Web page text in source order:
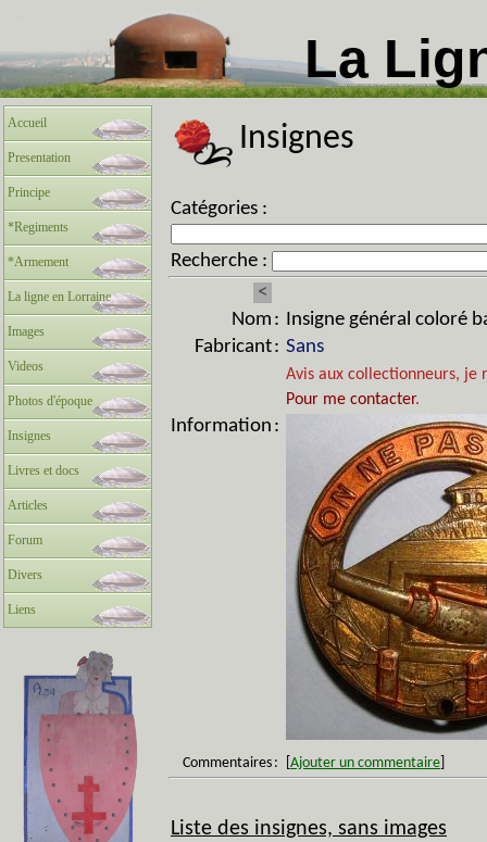
La
Accueil
Presentation
Principe
*Regiments
*Armement
La ligne en Lorraine
Images
Videos
Photos d'époque
Insignes
Livres et docs
Articles
Forum
Divers
Liens
Insignes
Catégories :
Recherche :
<
Nom : Insigne général coloré
Fabricant: Sans
Avis aux collectionneurs,
Pour me contacter.
Information :
Commentaires : Ajouter un commentaire
Liste des insignes, sans images